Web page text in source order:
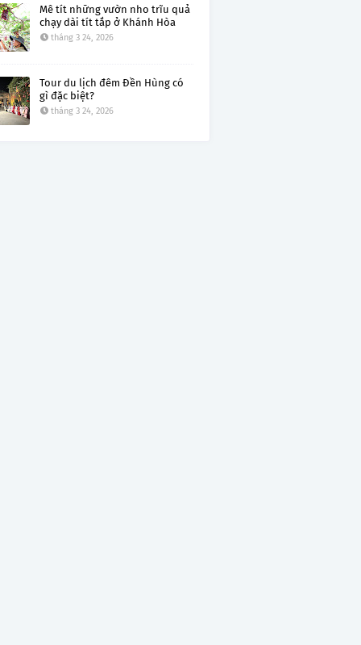
Mê tít những vườn nho trĩu quả
chạy dài tít tắp ở Khánh Hòa
tháng 3 24, 2026
Tour du lịch đêm Đền Hùng có
gì đặc biệt?
tháng 3 24, 2026